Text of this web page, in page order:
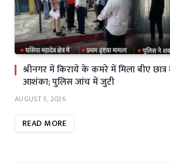
श्रीनगर में किराये के कमरे में मिला बीए
आशंका; पुलिस जांच में जुटी
AUGUST 5, 2026
READ MORE